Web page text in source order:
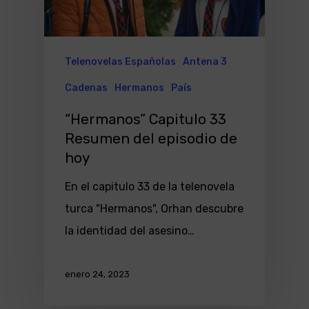
Telenovelas Españolas Antena 3
Cadenas Hermanos País
“Hermanos” Capitulo 33
Resumen del episodio de
hoy
En el capitulo 33 de la telenovela
turca "Hermanos", Orhan descubre
la identidad del asesino…
enero 24, 2023